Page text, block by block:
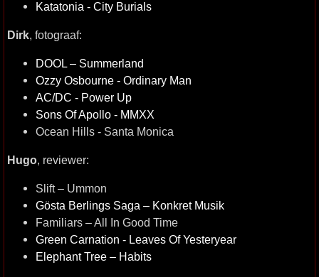
Katatonia - City Burials
Dirk, fotograaf:
DOOL – Summerland
Ozzy Osbourne - Ordinary Man
AC/DC - Power Up
Sons Of Apollo - MMXX
Ocean Hills - Santa Monica
Hugo, reviewer:
Slift – Ummon
Gösta Berlings Saga – Konkret Musik
Familiars – All In Good Time
Green Carnation - Leaves Of Yesteryear
Elephant Tree – Habits